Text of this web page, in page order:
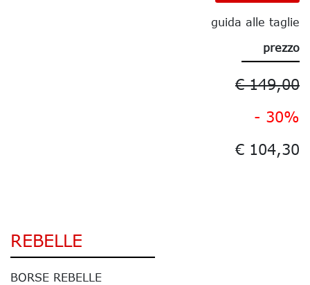
guida alle taglie
prezzo
€ 149,00
- 30%
€ 104,30
REBELLE
BORSE REBELLE